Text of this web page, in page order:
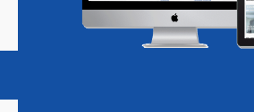
Magazine Podcasts